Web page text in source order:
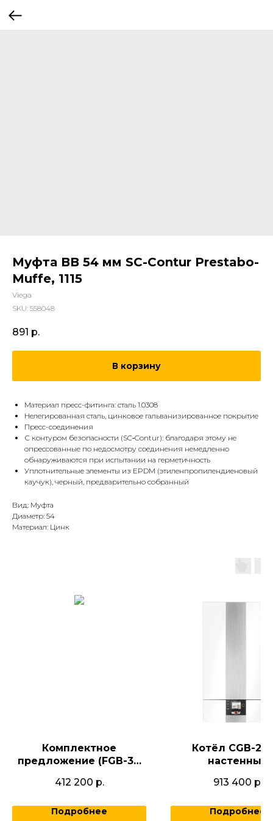
Муфта ВВ 54 мм SC-Contur Prestabo-
Muffe, 1115
Viega
SKU: 558048
891 р.
В корзину
Mатериал пресс-фитинга: сталь 1.0308
Нелегированная сталь, цинковое гальванизированное покрытие
Пресс-соединения
С контуром безопасности (SC‑Contur): благодаря этому не
опрессованные по недосмотру соединения немедленно
обнаруживаются при испытании на герметичность
Уплотнительные элементы из EPDM (эти­лен­про­пи­ленди­е­но­вый
каучук), черный, предварительно собранный
Вид: Муфта
Диаметр: 54
Материал: Цинк
Комплектное
предложение (FGB-35,
WTS-200L, с датчиком
улицы ) K8614806009
412 200 р.
Подробнее
Котёл CGB-2-
настенный
913 400 р.
Подробнее